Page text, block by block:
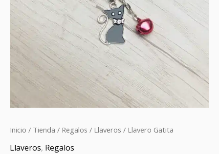
Inicio / Tienda / Regalos / Llaveros / Llavero Gatita
Llaveros, Regalos